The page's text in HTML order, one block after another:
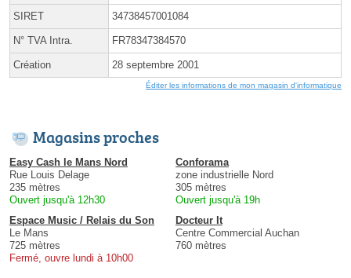
SIRET 34738457001084
N° TVA Intra. FR78347384570
Création 28 septembre 2001
Éditer les informations de mon magasin d'informatique
Magasins proches
Easy Cash le Mans Nord
Rue Louis Delage
235 mètres
Ouvert jusqu'à 12h30
Conforama
zone industrielle Nord
305 mètres
Ouvert jusqu'à 19h
Espace Music / Relais du Son
Le Mans
725 mètres
Fermé, ouvre lundi à 10h00
Docteur It
Centre Commercial Auchan
760 mètres